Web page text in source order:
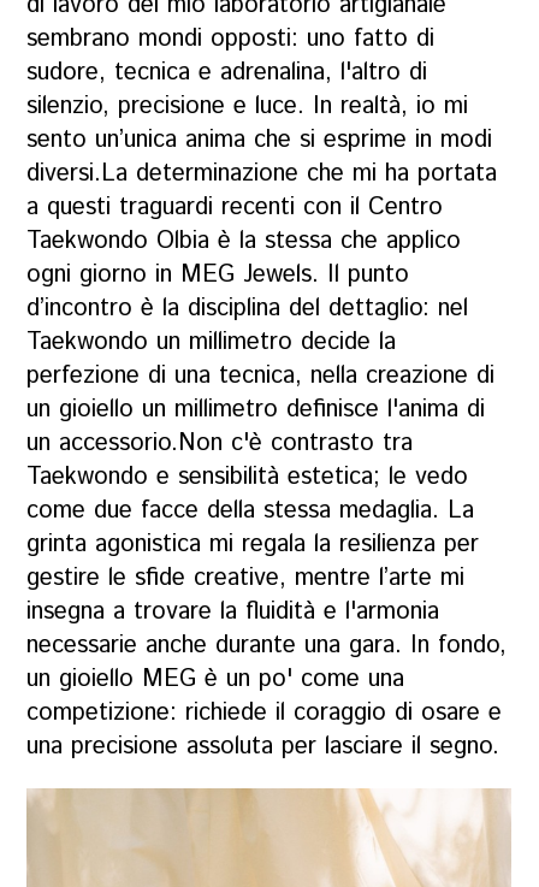
sembrano mondi opposti: uno fatto di
sudore, tecnica e adrenalina, l'altro di
silenzio, precisione e luce. In realtà, io mi
sento un’unica anima che si esprime in modi
diversi.​La determinazione che mi ha portata
a questi traguardi recenti con il Centro
Taekwondo Olbia è la stessa che applico
ogni giorno in MEG Jewels. Il punto
d’incontro è la disciplina del dettaglio: nel
Taekwondo un millimetro decide la
perfezione di una tecnica, nella creazione di
un gioiello un millimetro definisce l'anima di
un accessorio.​Non c'è contrasto tra
Taekwondo e sensibilità estetica; le vedo
come due facce della stessa medaglia. La
grinta agonistica mi regala la resilienza per
gestire le sfide creative, mentre l’arte mi
insegna a trovare la fluidità e l'armonia
necessarie anche durante una gara. In fondo,
un gioiello MEG è un po' come una
competizione: richiede il coraggio di osare e
una precisione assoluta per lasciare il segno.